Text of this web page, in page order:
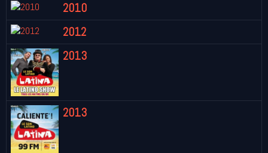
2010
2012
2013
2013